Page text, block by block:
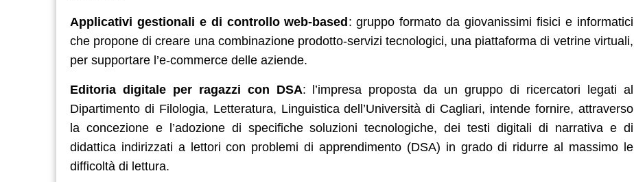
Applicativi gestionali e di controllo web-based: gruppo formato da giovanissimi fisici e informatici
che propone di creare una combinazione prodotto-servizi tecnologici, una piattaforma di vetrine virtuali,
per supportare l’e-commerce delle aziende.
Editoria digitale per ragazzi con DSA: l’impresa proposta da un gruppo di ricercatori legati al
Dipartimento di Filologia, Letteratura, Linguistica dell’Università di Cagliari, intende fornire, attraverso
la concezione e l’adozione di specifiche soluzioni tecnologiche, dei testi digitali di narrativa e di
didattica indirizzati a lettori con problemi di apprendimento (DSA) in grado di ridurre al massimo le
difficoltà di lettura.